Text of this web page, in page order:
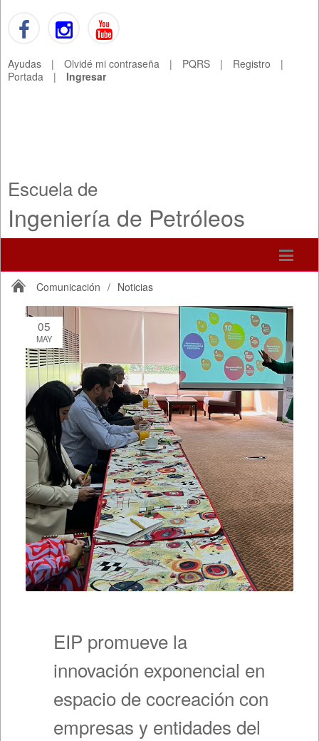
Ayudas | Olvidé mi contraseña | PQRS | Registro
|
Portada
| Ingresar
Escuela de
Ingeniería de Petróleos
Comunicación / Noticias